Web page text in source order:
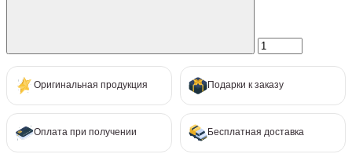
Оригинальная продукция Подарки к заказу
Оплата при получении Бесплатная доставка